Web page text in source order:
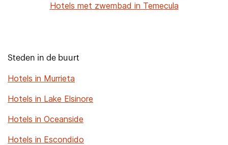
Hotels met zwembad in Temecula
Steden in de buurt
Hotels in Murrieta
Hotels in Lake Elsinore
Hotels in Oceanside
Hotels in Escondido